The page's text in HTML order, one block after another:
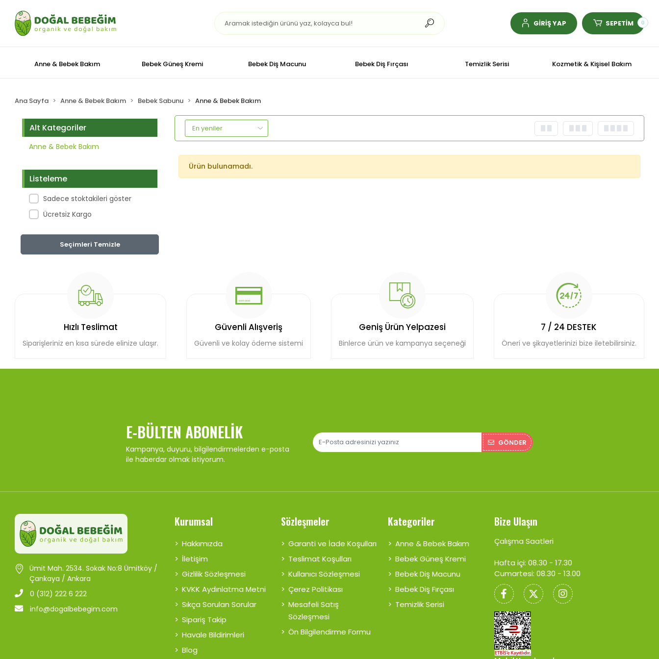
GİRİŞ YAP 0
SEPETİM
Anne & Bebek Bakım Bebek Güneş Kremi Bebek Diş Macunu Bebek Diş Fırçası Temizlik Serisi Kozmetik & Kişisel Bakım
Ana Sayfa Anne & Bebek Bakım Bebek Sabunu Anne & Bebek Bakım
Alt Kategoriler
Anne & Bebek Bakım
Listeleme
Sadece stoktakileri göster
Ücretsiz Kargo
Seçimleri Temizle
Ürün bulunamadı.
Hızlı Teslimat
Siparişleriniz en kısa sürede elinize ulaşır.
Güvenli Alışveriş
Güvenli ve kolay ödeme sistemi
Geniş Ürün Yelpazesi
Binlerce ürün ve kampanya seçeneği
7 / 24 DESTEK
Öneri ve şikayetlerinizi bize iletebilirsiniz.
E-BÜLTEN ABONELIK
Kampanya, duyuru, bilgilendirmelerden e-posta
ile haberdar olmak istiyorum.
GÖNDER
Ümit Mah. 2534. Sokak No:8 Ümitköy /
Çankaya / Ankara
0 (312) 222 6 222
info@dogalbebegim.com
Kurumsal
Hakkımızda
İletişim
Gizlilik Sözleşmesi
KVKK Aydınlatma Metni
Sıkça Sorulan Sorular
Sipariş Takip
Havale Bildirimleri
Blog
Sözleşmeler
Garanti ve İade Koşulları
Teslimat Koşulları
Kullanıcı Sözleşmesi
Çerez Politikası
Mesafeli Satış
Sözleşmesi
Ön Bilgilendirme Formu
Kategoriler
Anne & Bebek Bakım
Bebek Güneş Kremi
Bebek Diş Macunu
Bebek Diş Fırçası
Temizlik Serisi
Bize Ulaşın
Çalışma Saatleri
Hafta içi: 08.30 - 17.30
Cumartesi: 08.30 - 13.00